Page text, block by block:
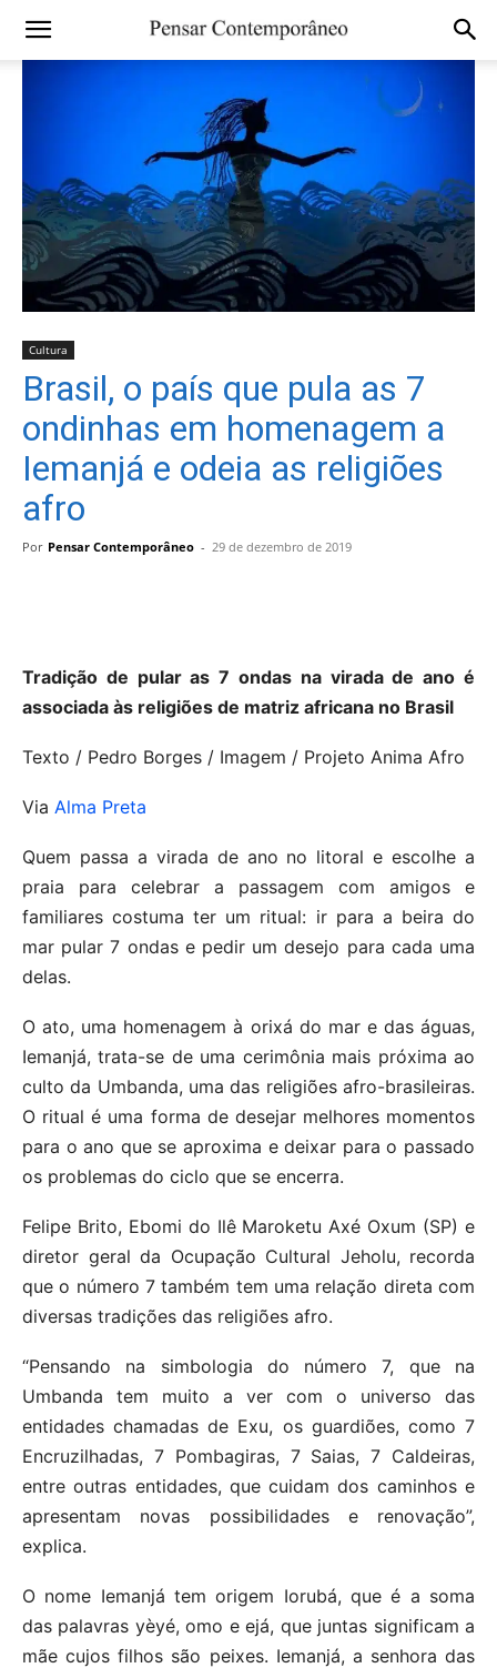
Cultura
Brasil, o país que pula as 7
ondinhas em homenagem a
Iemanjá e odeia as religiões
afro
Por Pensar Contemporâneo - 29 de dezembro de 2019
Tradição de pular as 7 ondas na virada de ano é
associada às religiões de matriz africana no Brasil
Texto / Pedro Borges / Imagem / Projeto Anima Afro
Via Alma Preta
Quem passa a virada de ano no litoral e escolhe a
praia para celebrar a passagem com amigos e
familiares costuma ter um ritual: ir para a beira do
mar pular 7 ondas e pedir um desejo para cada uma
delas.
O ato, uma homenagem à orixá do mar e das águas,
Iemanjá, trata-se de uma cerimônia mais próxima ao
culto da Umbanda, uma das religiões afro-brasileiras.
O ritual é uma forma de desejar melhores momentos
para o ano que se aproxima e deixar para o passado
os problemas do ciclo que se encerra.
Felipe Brito, Ebomi do Ilê Maroketu Axé Oxum (SP) e
diretor geral da Ocupação Cultural Jeholu, recorda
que o número 7 também tem uma relação direta com
diversas tradições das religiões afro.
“Pensando na simbologia do número 7, que na
Umbanda tem muito a ver com o universo das
entidades chamadas de Exu, os guardiões, como 7
Encruzilhadas, 7 Pombagiras, 7 Saias, 7 Caldeiras,
entre outras entidades, que cuidam dos caminhos e
apresentam novas possibilidades e renovação”,
explica.
O nome Iemanjá tem origem Iorubá, que é a soma
das palavras yèyé, omo e ejá, que juntas significam a
mãe cujos filhos são peixes. Iemanjá, a senhora das